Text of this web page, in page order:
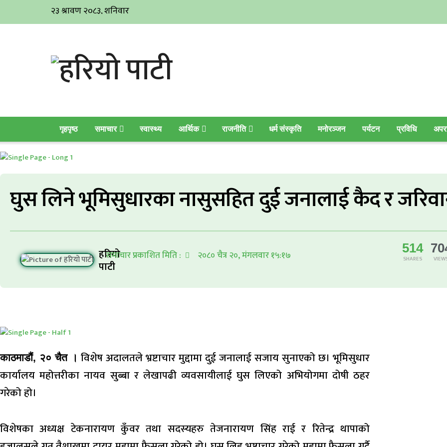
गृहपृष्ठ समाचार स्वास्थ्य आर्थिक राजनीति धर्म संस्कृति मनोरञ्जन पर्यटन प्रविधि
घुस लिने भूमिसुधारका नासुसहित दुई जनालाई कैद र
हरियो
पाटी
समाचार प्रकाशित मिति : २०८० चैत्र २०, मंगलवार १५:१७ 514
SHARES
काठमाडौं, २० चैत । विशेष अदालतले भ्रष्टाचार मुद्दामा दुई जनालाई सजाय सुनाएको छ। भूमिसुधार
कार्यालय महोत्तरीका नायव सुब्बा र लेखापढी व्यवसायीलाई घुस लिएको अभियोगमा दोषी ठहर
गरेको हो।
विशेषका अध्यक्ष टेकनारायण कुँवर तथा सदस्यहरु तेजनारायण सिंह राई र रितेन्द्र थापाको